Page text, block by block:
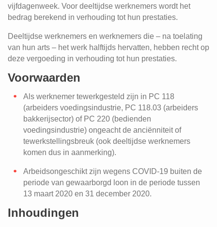
vijfdagenweek. Voor deeltijdse werknemers wordt het
bedrag berekend in verhouding tot hun prestaties.
Deeltijdse werknemers en werknemers die – na toelating
van hun arts – het werk halftijds hervatten, hebben recht op
deze vergoeding in verhouding tot hun prestaties.
Voorwaarden
Als werknemer tewerkgesteld zijn in PC 118
(arbeiders voedingsindustrie, PC 118.03 (arbeiders
bakkerijsector) of PC 220 (bedienden
voedingsindustrie) ongeacht de anciënniteit of
tewerkstellingsbreuk (ook deeltijdse werknemers
komen dus in aanmerking).
Arbeidsongeschikt zijn wegens COVID-19 buiten de
periode van gewaarborgd loon in de periode tussen
13 maart 2020 en 31 december 2020.
Inhoudingen